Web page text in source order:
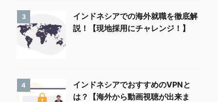
3
インドネシアでの海外就職を徹底解
説！【現地採用にチャレンジ！】
4
インドネシアでおすすめのVPNと
は？【海外から動画視聴が出来ま